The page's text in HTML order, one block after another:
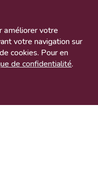
améliorer votre
votre navigation sur
cookies. Pour en
de confidentialité.